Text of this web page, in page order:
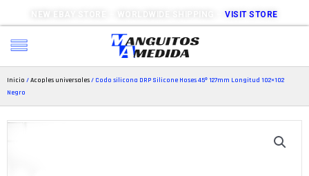
NEW EBAY STORE – WORLDWIDE SHIPPING –VISIT STORE
Inicio /Acoples universales/ Codo silicona DRP Silicone Hoses 45º 127mm Longitud 102×102
Negro